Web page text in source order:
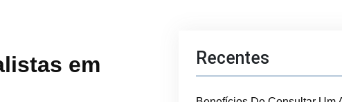
em
Recentes